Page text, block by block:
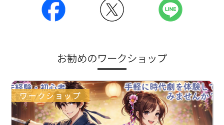
お勧めのワークショップ
ワークショップ